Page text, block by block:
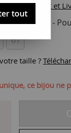
Paiement et
votre taille -
61
taille ?
ce bijou ne
tout